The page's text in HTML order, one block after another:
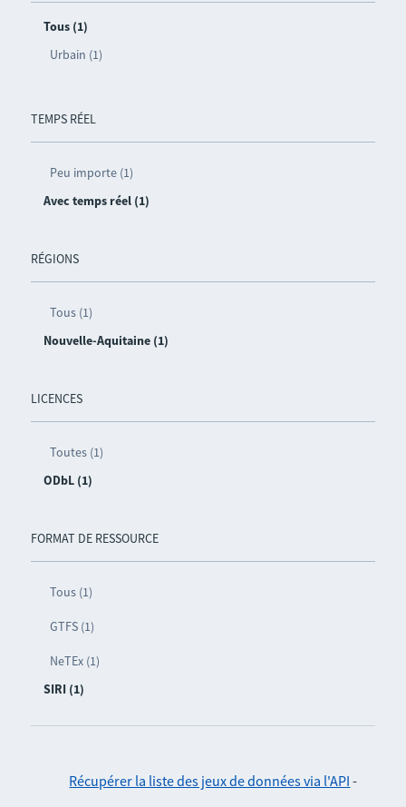
Tous (1)
Urbain (1)
TEMPS RÉEL
Peu importe (1)
Avec temps réel (1)
RÉGIONS
Tous (1)
Nouvelle-Aquitaine (1)
LICENCES
Toutes (1)
ODbL (1)
FORMAT DE RESSOURCE
Tous (1)
GTFS (1)
NeTEx (1)
SIRI (1)
Récupérer la liste des jeux de données via l'API -